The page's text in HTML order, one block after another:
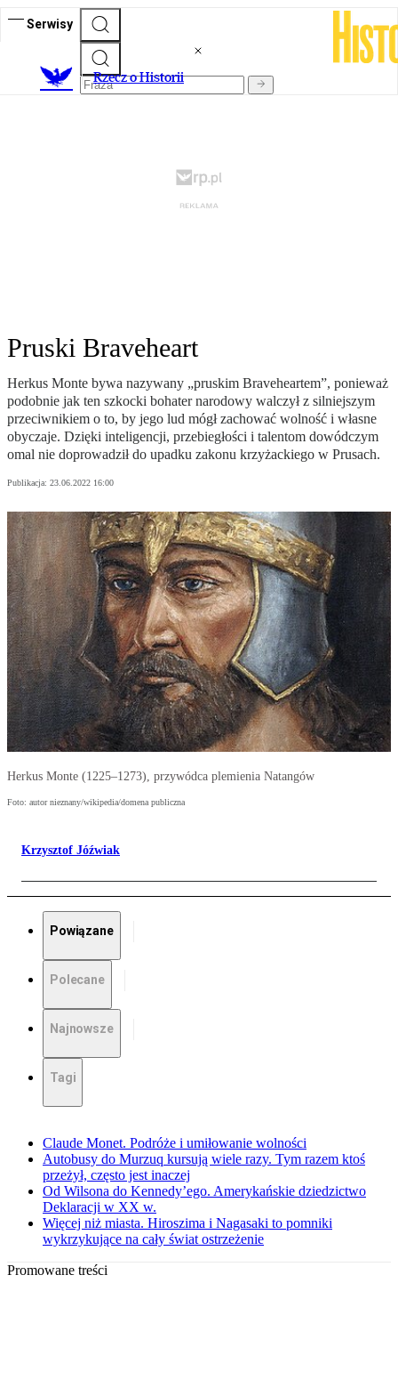
Serwisy
Rzecz o Historii
Pruski Braveheart
Herkus Monte bywa nazywany „pruskim Braveheartem”, ponieważ
podobnie jak ten szkocki bohater narodowy walczył z silniejszym
przeciwnikiem o to, by jego lud mógł zachować wolność i własne
obyczaje. Dzięki inteligencji, przebiegłości i talentom dowódczym
omal nie doprowadził do upadku zakonu krzyżackiego w Prusach.
Publikacja: 23.06.2022 16:00
Herkus Monte (1225–1273), przywódca plemienia Natangów
Foto: autor nieznany/wikipedia/domena publiczna
Krzysztof Jóźwiak
Powiązane
Polecane
Najnowsze
Tagi
Claude Monet. Podróże i umiłowanie wolności
Autobusy do Murzuq kursują wiele razy. Tym razem ktoś
przeżył, często jest inaczej
Od Wilsona do Kennedy’ego. Amerykańskie dziedzictwo
Deklaracji w XX w.
Więcej niż miasta. Hiroszima i Nagasaki to pomniki
wykrzykujące na cały świat ostrzeżenie
Promowane treści